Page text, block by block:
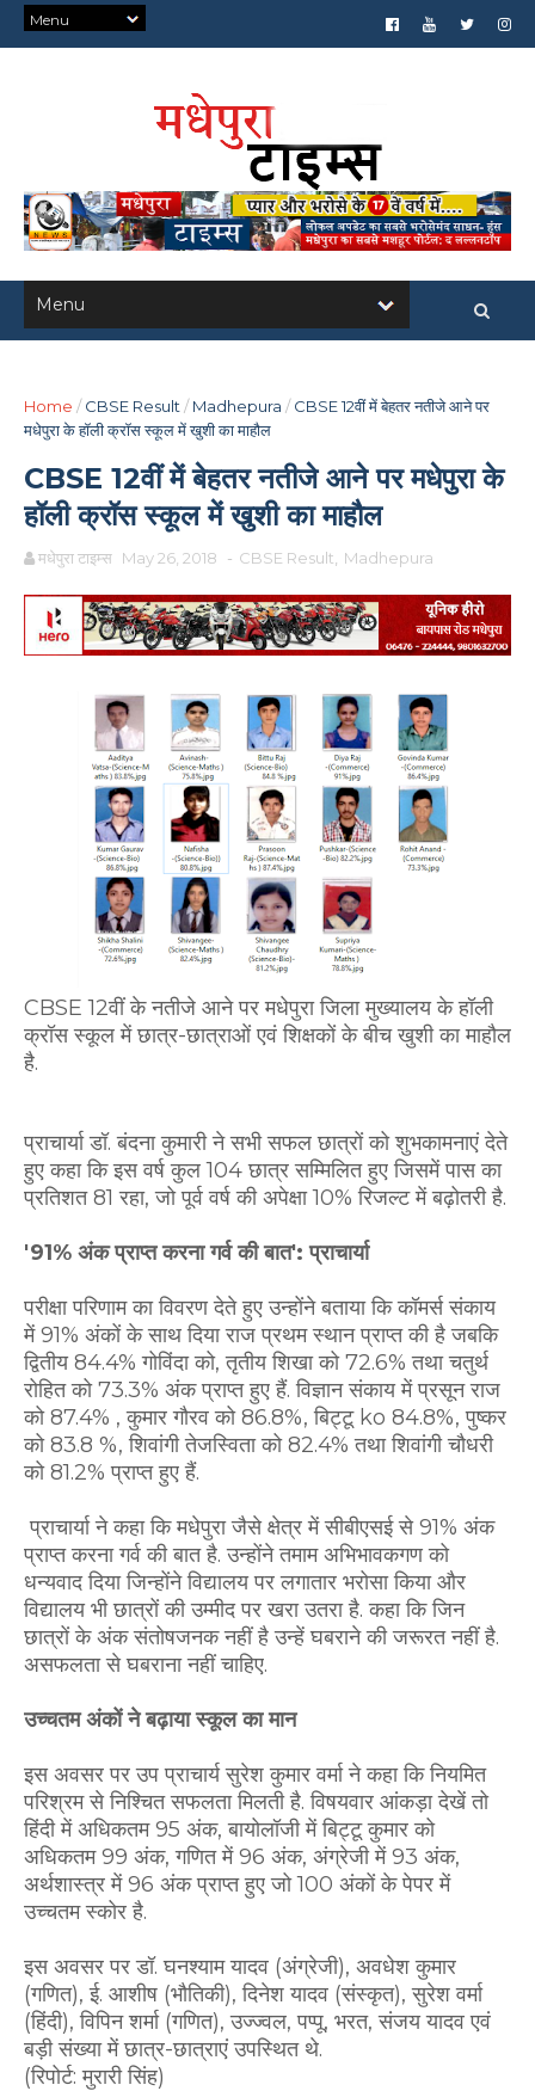
Home / CBSE Result/ Madhepura / CBSE 12वीं में बेहतर नतीजे आने पर
मधेपुरा के हॉली क्रॉस स्कूल में खुशी का माहौल
CBSE 12वीं में बेहतर नतीजे आने पर मधेपुरा के
हॉली क्रॉस स्कूल में खुशी का माहौल
मधेपुरा टाइम्स May 26, 2018 - CBSE Result, Madhepura
CBSE 12वीं के नतीजे आने पर मधेपुरा जिला मुख्यालय के हॉली
क्रॉस स्कूल में छात्र-छात्राओं एवं शिक्षकों के बीच खुशी का माहौल
है.
प्राचार्या डॉ. बंदना कुमारी ने सभी सफल छात्रों को शुभकामनाएं देते
हुए कहा कि इस वर्ष कुल 104 छात्र सम्मिलित हुए जिसमें पास का
प्रतिशत 81 रहा, जो पूर्व वर्ष की अपेक्षा 10% रिजल्ट में बढ़ोतरी है.
'91% अंक प्राप्त करना गर्व की बात': प्राचार्या
परीक्षा परिणाम का विवरण देते हुए उन्होंने बताया कि कॉमर्स संकाय
में 91% अंकों के साथ दिया राज प्रथम स्थान प्राप्त की है जबकि
द्वितीय 84.4% गोविंदा को, तृतीय शिखा को 72.6% तथा चतुर्थ
रोहित को 73.3% अंक प्राप्त हुए हैं. विज्ञान संकाय में प्रसून राज
को 87.4% , कुमार गौरव को 86.8%, बिट्टू ko 84.8%, पुष्कर
को 83.8 %, शिवांगी तेजस्विता को 82.4% तथा शिवांगी चौधरी
को 81.2% प्राप्त हुए हैं.
प्राचार्या ने कहा कि मधेपुरा जैसे क्षेत्र में सीबीएसई से 91% अंक
प्राप्त करना गर्व की बात है. उन्होंने तमाम अभिभावकगण को
धन्यवाद दिया जिन्होंने विद्यालय पर लगातार भरोसा किया और
विद्यालय भी छात्रों की उम्मीद पर खरा उतरा है. कहा कि जिन
छात्रों के अंक संतोषजनक नहीं है उन्हें घबराने की जरूरत नहीं है.
असफलता से घबराना नहीं चाहिए.
उच्चतम अंकों ने बढ़ाया स्कूल का मान
इस अवसर पर उप प्राचार्य सुरेश कुमार वर्मा ने कहा कि नियमित
परिश्रम से निश्चित सफलता मिलती है. विषयवार आंकड़ा देखें तो
हिंदी में अधिकतम 95 अंक, बायोलॉजी में बिट्टू कुमार को
अधिकतम 99 अंक, गणित में 96 अंक, अंग्रेजी में 93 अंक,
अर्थशास्त्र में 96 अंक प्राप्त हुए जो 100 अंकों के पेपर में
उच्चतम स्कोर है.
इस अवसर पर डॉ. घनश्याम यादव (अंग्रेजी), अवधेश कुमार
(गणित), ई. आशीष (भौतिकी), दिनेश यादव (संस्कृत), सुरेश वर्मा
(हिंदी), विपिन शर्मा (गणित), उज्ज्वल, पप्पू, भरत, संजय यादव एवं
बड़ी संख्या में छात्र-छात्राएं उपस्थित थे.
(रिपोर्ट: मुरारी सिंह)